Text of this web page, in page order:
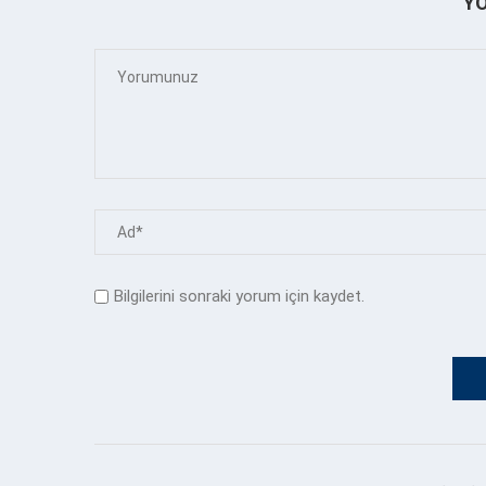
Bilgilerini sonraki yorum için kaydet.